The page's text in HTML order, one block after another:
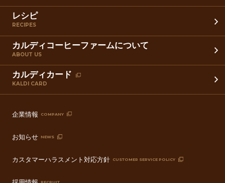
レシピ
RECIPES
カルディコーヒーファームについて
ABOUT US
カルディカード
KALDI CARD
企業情報 COMPANY
お知らせ NEWS
カスタマーハラスメント対応方針 CUSTOMER SERVICE POLICY